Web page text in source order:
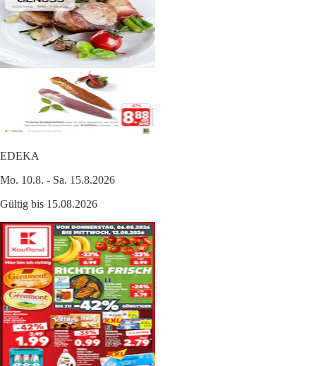
EDEKA
Mo. 10.8. - Sa. 15.8.2026
Gültig bis 15.08.2026